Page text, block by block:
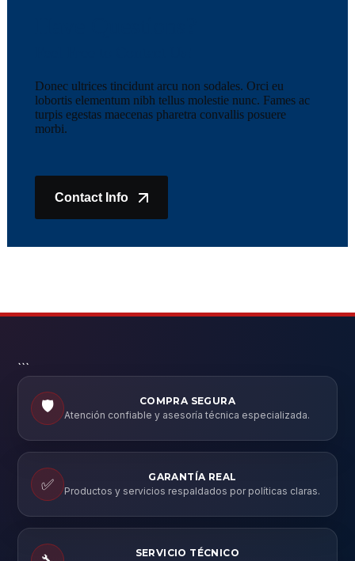
Donec ultrices tincidunt arcu non sodales. Orci eu
lobortis elementum nibh tellus molestie nunc. Fames ac
turpis egestas maecenas pharetra convallis posuere
morbi.
Contact Info
```
🛡️
COMPRA SEGURA
Atención confiable y asesoría técnica especializada.
✅
GARANTÍA REAL
Productos y servicios respaldados por políticas claras.
SERVICIO TÉCNICO